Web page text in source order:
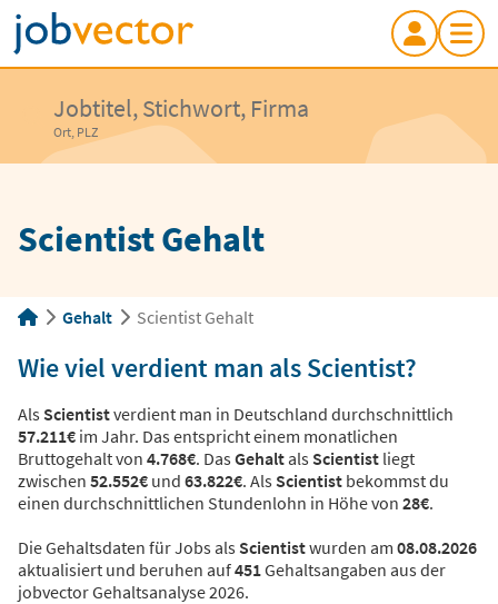
Jobtitel, Stichwort, Firma
Ort, PLZ
Scientist Gehalt
Gehalt Scientist Gehalt
Wie viel verdient man als Scientist?
Als Scientistverdient man in Deutschland durchschnittlich
57.211€ im Jahr. Das entspricht einem monatlichen
Bruttogehalt von 4.768€. DasGehaltals Scientist liegt
zwischen 52.552€ und 63.822€. Als Scientist bekommst du
einen durchschnittlichen Stundenlohn in Höhe von 28€.
Die Gehaltsdaten für Jobs als Scientistwurden am 08.08.2026
aktualisiert und beruhen auf451Gehaltsangaben aus der
jobvector Gehaltsanalyse 2026.